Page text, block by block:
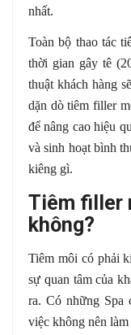
nhất.
Toàn bộ thao tác
thời gian gây tê
thuật khách hàng
dặn dò tiêm filler
để nâng cao hiệu
và sinh hoạt bình
kiêng gì.
Tiêm filler
không?
Tiêm môi có phải
sự quan tâm của
ra. Có những Spa
việc không nên